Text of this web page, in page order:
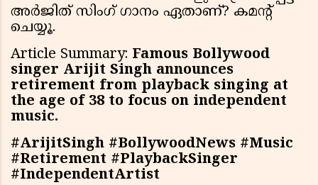
അർജിത് സിംഗ് ഗാനം ഏതാണ്? കമന്റ്
ചെയ്യൂ.
Article Summary: Famous Bollywood
singer Arijit Singh announces
retirement from playback singing at
the age of 38 to focus on independent
music.
#ArijitSingh #BollywoodNews #Music
#Retirement #PlaybackSinger
#IndependentArtist